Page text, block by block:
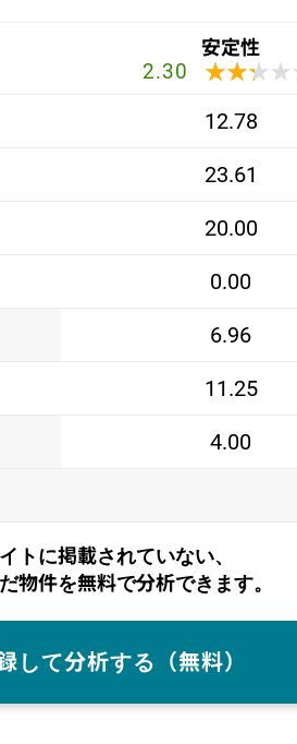
安定性
2.30
12.78
23.61
20.00
0.00
6.96
11.25
4.00
トに掲載されていない、
物件を無料で分析できます。
して分析する（無料）